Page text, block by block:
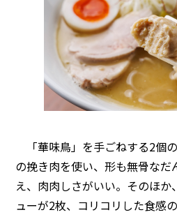
「華味鳥」を手ごねする2個
の挽き肉を使い、形も無骨な
え、肉肉しさがいい。そのほ
ューが2枚、コリコリした食感